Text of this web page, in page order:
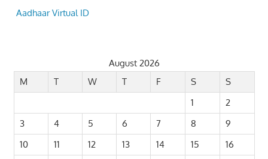
Aadhaar Virtual ID
August 2026
M
T W T F S
S
1
2
3
4 5 6 7 8
9
10
11 12 13 14 15
16